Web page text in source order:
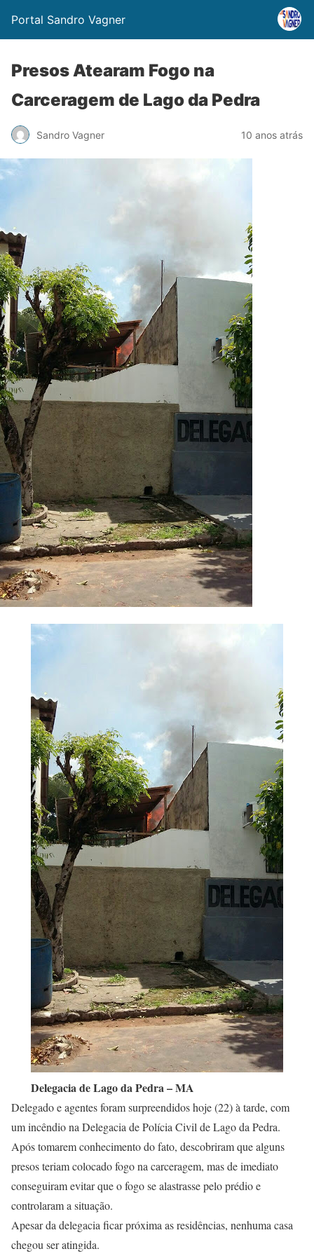
Portal Sandro Vagner
Presos Atearam Fogo na
Carceragem de Lago da Pedra
Sandro Vagner 10 anos atrás
Delegacia de Lago da Pedra – MA
Delegado e agentes foram surpreendidos hoje (22) à tarde, com
um incêndio na Delegacia de Polícia Civil de Lago da Pedra.
Após tomarem conhecimento do fato, descobriram que alguns
presos teriam colocado fogo na carceragem, mas de imediato
conseguiram evitar que o fogo se alastrasse pelo prédio e
controlaram a situação.
Apesar da delegacia ficar próxima as residências, nenhuma casa
chegou ser atingida.